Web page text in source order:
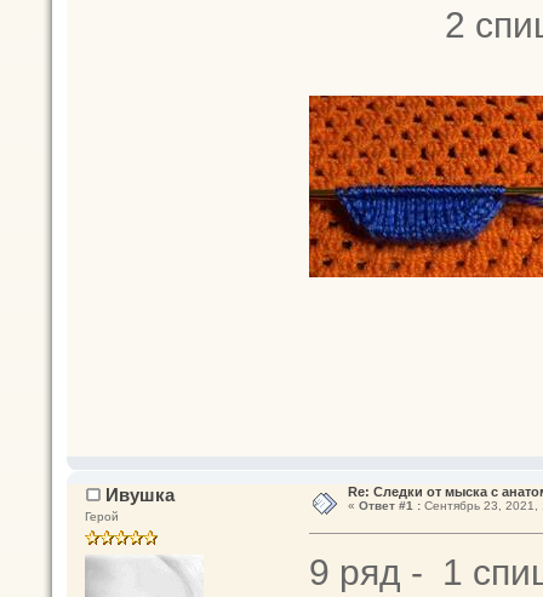
2 спица -
Ивушка
Герой
Re: Следки от мыска с
« Ответ #1 :Сентябрь 23, 2021,
9 ряд - 1